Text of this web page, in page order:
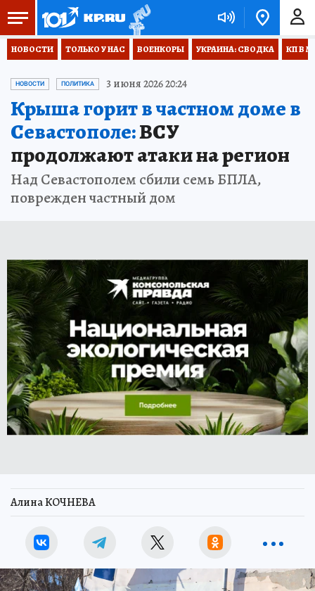
НОВОСТИ ТОЛЬКО У НАС ВОЕНКОРЫ УКРАИНА: СВОДКА КП В
НОВОСТИ ПОЛИТИКА 3 июня 2026 20:24
Крыша горит в частном доме в
Севастополе:ВСУ
продолжают атаки на регион
Над Севастополем сбили семь БПЛА,
поврежден частный дом
Алина КОЧНЕВА